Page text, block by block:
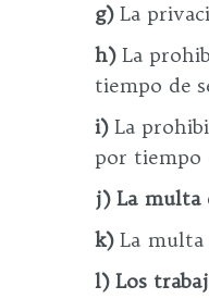
g)La
h)La
tiempo de
i)La
por tiempo
j) La multa
k)La multa
l) Los